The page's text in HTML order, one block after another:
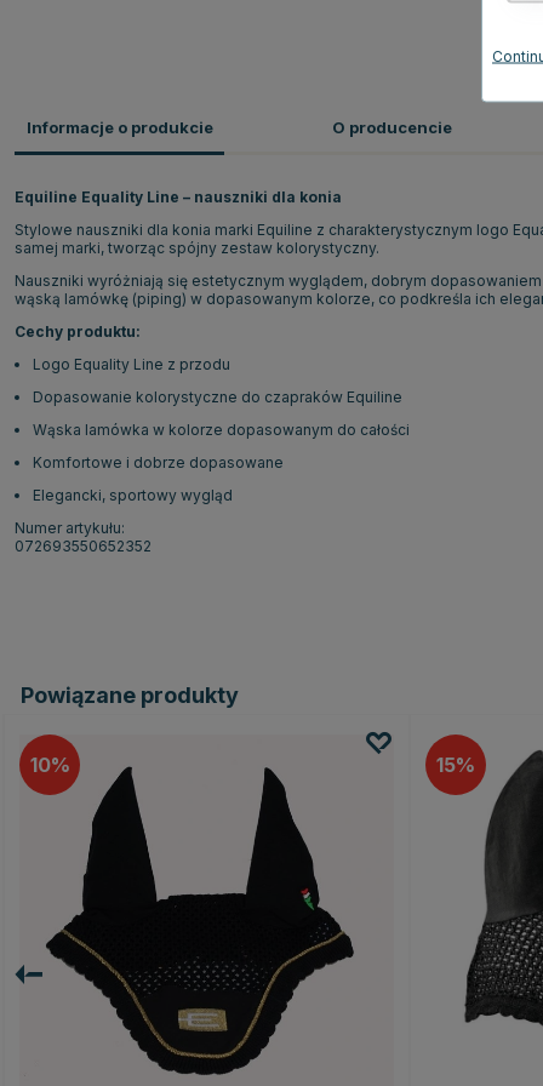
Informacje o produkcie
Equiline Equality Line – nauszniki dla konia
Stylowe nauszniki dla konia marki Equiline z charakterystycznym logo
samej marki, tworząc spójny zestaw kolorystyczny.
Nauszniki wyróżniają się estetycznym wyglądem, dobrym
wąską lamówkę (piping) w dopasowanym kolorze, co podkreśla ich
Cechy produktu:
Logo Equality Line z przodu
Dopasowanie kolorystyczne do czapraków Equiline
Wąska lamówka w kolorze dopasowanym do całości
Komfortowe i dobrze dopasowane
Elegancki, sportowy wygląd
Numer artykułu:
072693550652352
O producencie
Powiązane produkty
10 15